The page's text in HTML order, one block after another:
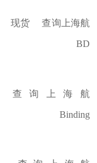
现货 查询上海航
上海航